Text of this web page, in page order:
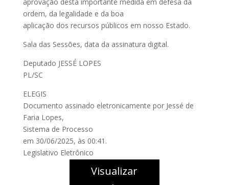
ordem, da legalidade e da boa
aplicação dos recursos públicos em nosso Estado.
Sala das Sessões, data da assinatura digital.
Deputado JESSÉ LOPES
PL/SC
ELEGIS
Documento assinado eletronicamente por Jessé de
Faria Lopes,
Sistema de Processo
em 30/06/2025, às 00:41.
Legislativo Eletrônico
Visualizar